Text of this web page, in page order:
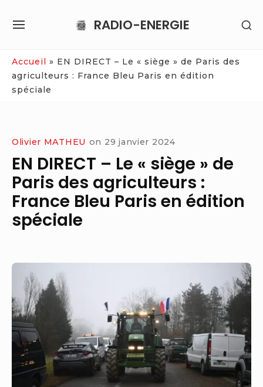
RADIO-ENERGIE
SITE
Accueil » EN DIRECT – Le « siège » de Paris des
agriculteurs : France Bleu Paris en édition
spéciale
Olivier MATHEU on 29 janvier 2024
EN DIRECT – Le « siège » de
Paris des agriculteurs :
France Bleu Paris en édition
spéciale